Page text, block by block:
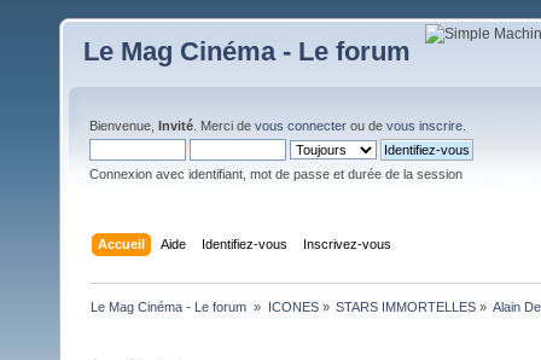
Le Mag Cinéma - Le forum
Bienvenue, Invité . Merci de vous connecter ou de vous inscrire
Connexion avec identifiant, mot de passe et durée de la session
Accueil Aide Identifiez-vous Inscrivez-vous
Le Mag Cinéma - Le forum » ICONES» STARS IMMORTELLES» Alain